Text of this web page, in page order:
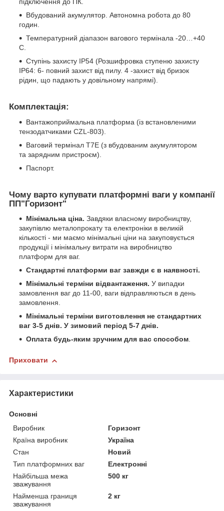
Вбудований акумулятор. Автономна робота до 80
годин.
Температурний діапазон вагового термінала -20…+40
С.
Ступінь захисту IP54 (Розшифровка ступеню захисту
IP64: 6- повний захист від пилу. 4 -захист від бризок
рідин, що падають у довільному напрямі).
Комплектація:
Вантажоприймальна платформа (із встановленими
тензодатчиками CZL-803).
Ваговий термінал T7E (з вбудованим акумулятором
та зарядним пристроєм).
Паспорт.
Чому варто купувати платформні ваги у компанії
ПП"Горизонт"
Мінімальна ціна. Завдяки власному виробництву,
закупівлю металопрокату та електроніки в великій
кількості - ми маємо мінімальні ціни на закуповується
продукції і мінімальну витрати на виробництво
платформ для ваг.
Стандартні платформи ваг завжди є в наявності.
Мінімальні терміни відвантаження. У випадки
замовлення ваг до 11-00, ваги відправляються в день
замовлення.
Мінімальні терміни виготовлення не стандартних
ваг 3-5 днів. У зимовий період 5-7 днів.
Оплата будь-яким зручним для вас способом.
Приховати
Характеристики
Основні
Виробник
Горизонт
Країна виробник
Україна
Стан
Новий
Тип платформних ваг
Електронні
Найбільша межа
зважування
500 кг
Найменша границя
зважування
2 кг